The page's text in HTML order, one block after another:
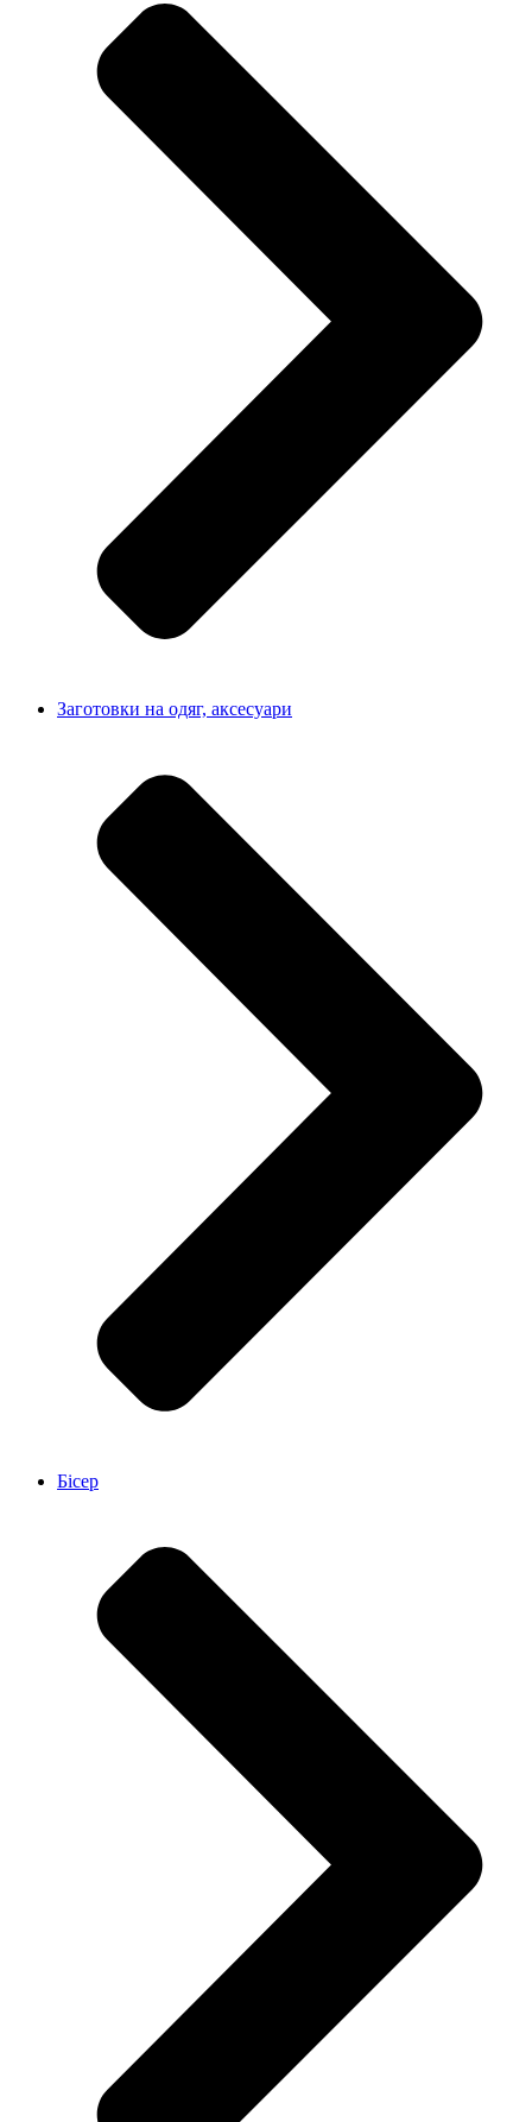
Заготовки на одяг, аксесуари
Бісер